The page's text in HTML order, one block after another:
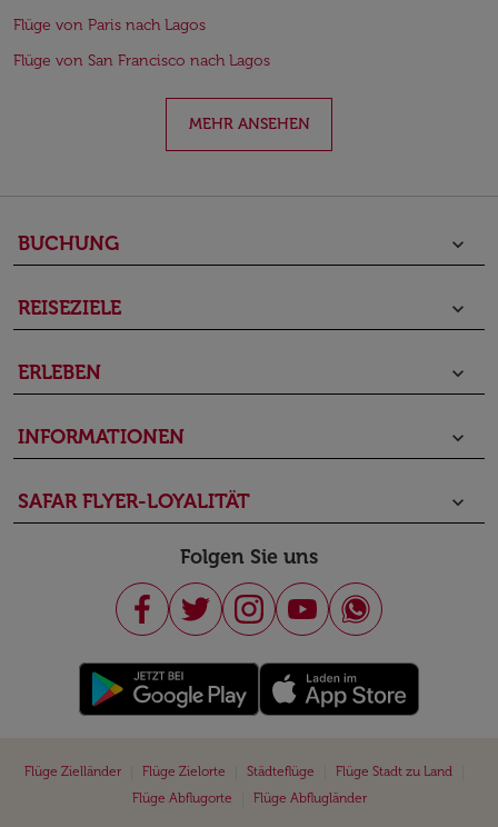
Flüge von Paris nach Lagos
Flüge von San Francisco nach Lagos
MEHR ANSEHEN
BUCHUNG keyboard_arrow_down
REISEZIELE keyboard_arrow_down
ERLEBEN keyboard_arrow_down
INFORMATIONEN keyboard_arrow_down
SAFAR FLYER-LOYALITÄT keyboard_arrow_down
Folgen Sie uns
Flüge Zielländer Flüge Zielorte Städteflüge Flüge Stadt zu Land
Flüge Abflugorte
Flüge Abflugländer